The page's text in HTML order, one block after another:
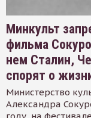
Минкульт
фильма
нем Сталин,
спорят о
Министерство
Александра